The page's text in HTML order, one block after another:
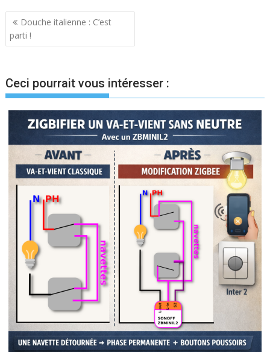
Navigation
de
Douche italienne : C’est
parti !
Ceci pourrait vous intéresser :